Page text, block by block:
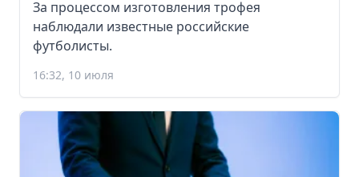
За процессом изготовления трофея
наблюдали известные российские
футболисты.
16:32, 10 июля